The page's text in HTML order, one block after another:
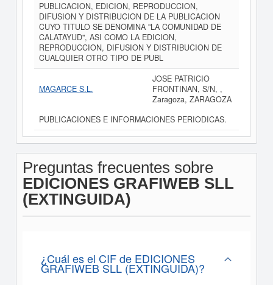
PUBLICACION, EDICION, REPRODUCCION,
DIFUSION Y DISTRIBUCION DE LA PUBLICACION
CUYO TITULO SE DENOMINA "LA COMUNIDAD DE
CALATAYUD", ASI COMO LA EDICION,
REPRODUCCION, DIFUSION Y DISTRIBUCION DE
CUALQUIER OTRO TIPO DE PUBL
MAGARCE S.L.
JOSE PATRICIO
FRONTINAN, S/N, ,
Zaragoza, ZARAGOZA
PUBLICACIONES E INFORMACIONES PERIODICAS.
Preguntas frecuentes sobre
EDICIONES GRAFIWEB SLL
(EXTINGUIDA)
¿Cuál es el CIF de EDICIONES
GRAFIWEB SLL (EXTINGUIDA)?